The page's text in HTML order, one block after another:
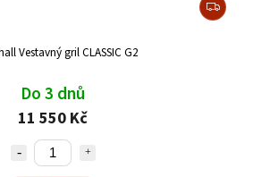
Vestavný gril CLASSIC G2
Do 3 dnů
11 550 Kč